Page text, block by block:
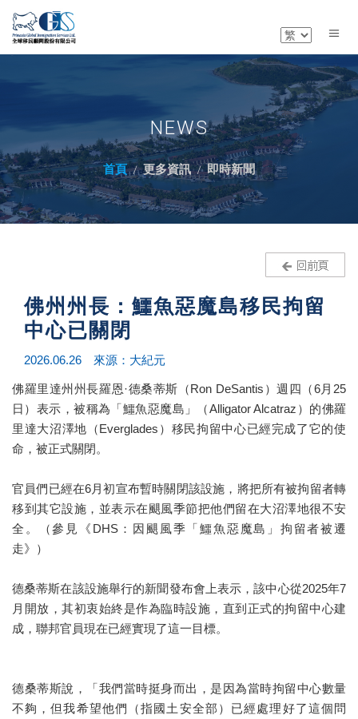
NEWS
首頁 更多資訊 即時新聞
佛州州長：鱷魚惡魔島移民拘留
中心已關閉
2026.06.26 來源：大紀元
佛羅里達州州長羅恩·德桑蒂斯（Ron DeSantis）週四（6月25
日）表示，被稱為「鱷魚惡魔島」（Alligator Alcatraz）的佛羅
里達大沼澤地（Everglades）移民拘留中心已經完成了它的使
命，被正式關閉。
官員們已經在6月初宣布暫時關閉該設施，將把所有被拘留者轉
移到其它設施，並表示在颶風季節把他們留在大沼澤地很不安
全。（參見《DHS：因颶風季「鱷魚惡魔島」拘留者被遷
走》）
德桑蒂斯在該設施舉行的新聞發布會上表示，該中心從2025年7
月開放，其初衷始終是作為臨時設施，直到正式的拘留中心建
成，聯邦官員現在已經實現了這一目標。
德桑蒂斯說，「我們當時挺身而出，是因為當時拘留中心數量
不夠，但我希望他們（指國土安全部）已經處理好了這個問